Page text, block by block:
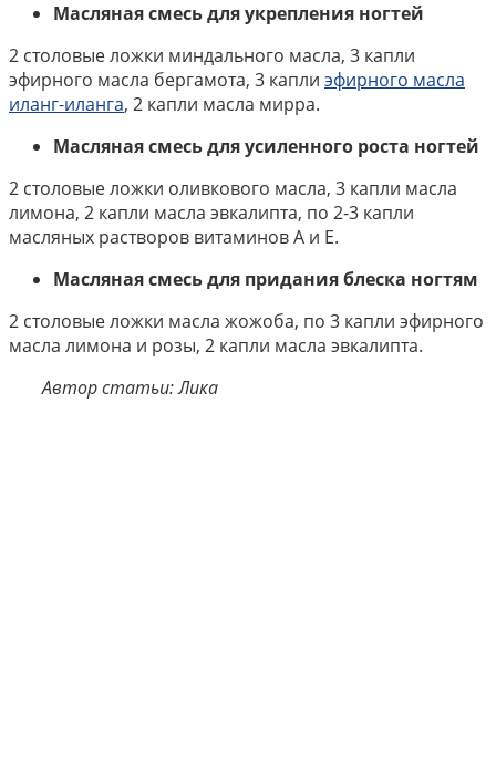
Масляная смесь для укрепления ногтей
2 столовые ложки миндального масла, 3 капли
эфирного масла бергамота, 3 капли эфирного масла
иланг-иланга, 2 капли масла мирра.
Масляная смесь для усиленного роста ногтей
2 столовые ложки оливкового масла, 3 капли масла
лимона, 2 капли масла эвкалипта, по 2-3 капли
масляных растворов витаминов А и Е.
Масляная смесь для придания блеска ногтям
2 столовые ложки масла жожоба, по 3 капли эфирного
масла лимона и розы, 2 капли масла эвкалипта.
Автор статьи: Лика